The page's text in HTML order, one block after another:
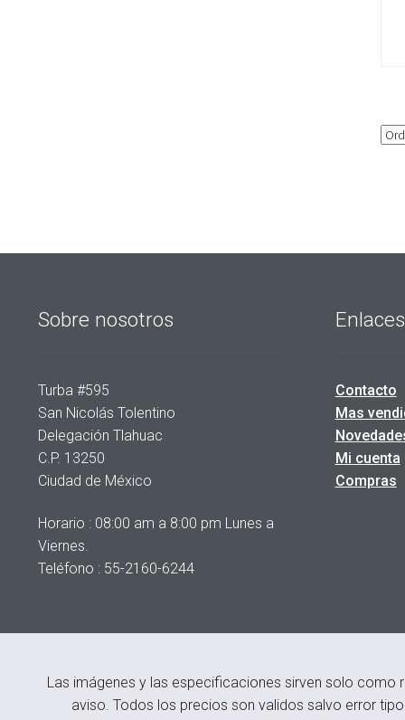
Sobre nosotros
Turba #595
San Nicolás Tolentino
Delegación Tlahuac
C.P. 13250
Ciudad de México
Horario : 08:00 am a 8:00 pm Lunes a
Viernes.
Teléfono : 55-2160-6244
Enlaces
Contacto
Mas
Mi cuenta
Compras
Las imágenes y las especificaciones sirven solo
aviso. Todos los precios son validos salvo error